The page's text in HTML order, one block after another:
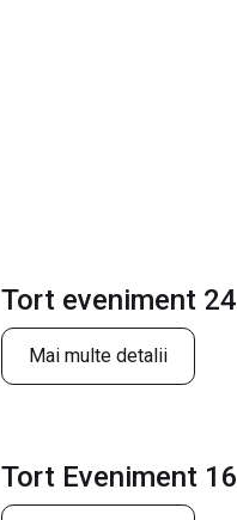
Tort eveniment 24
Mai multe detalii
Tort Eveniment 16